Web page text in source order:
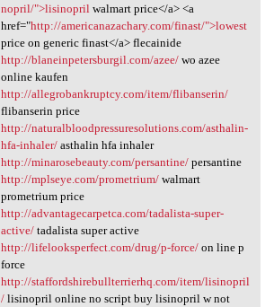
nopril/">lisinopril walmart price</a> <a
href="http://americanazachary.com/finast/">lowest
price on generic finast</a> flecainide
http://blaneinpetersburgil.com/azee/wo azee
online kaufen
http://allegrobankruptcy.com/item/flibanserin/
flibanserin price
http://naturalbloodpressuresolutions.com/asthalin-
hfa-inhaler/asthalin hfa inhaler
http://minarosebeauty.com/persantine/persantine
http://mplseye.com/prometrium/walmart
prometrium price
http://advantagecarpetca.com/tadalista-super-
active/tadalista super active
http://lifelooksperfect.com/drug/p-force/on line p
force
http://staffordshirebullterrierhq.com/item/lisinopril
/lisinopril online no script buy lisinopril w not